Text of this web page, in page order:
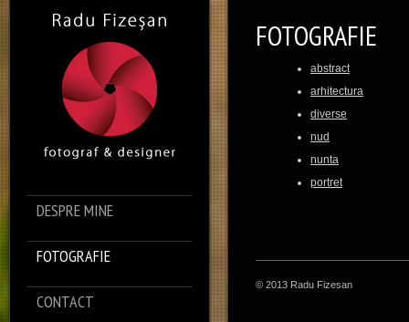
DESPRE MINE
FOTOGRAFIE
CONTACT
FOTOGRAFIE
abstract
arhitectura
diverse
nud
nunta
portret
© 2013 Radu Fizesan